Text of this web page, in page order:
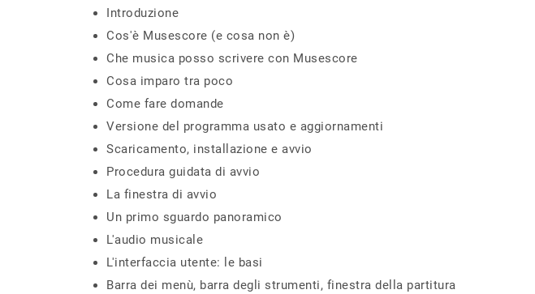
Introduzione
Cos'è Musescore (e cosa non è)
Che musica posso scrivere con Musescore
Cosa imparo tra poco
Come fare domande
Versione del programma usato e aggiornamenti
Scaricamento, installazione e avvio
Procedura guidata di avvio
La finestra di avvio
Un primo sguardo panoramico
L'audio musicale
L'interfaccia utente: le basi
Barra dei menù, barra degli strumenti, finestra della partitura